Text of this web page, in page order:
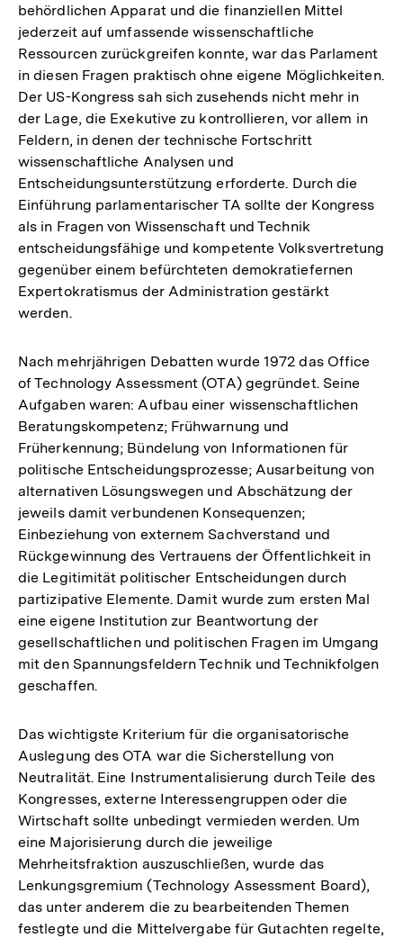
behördlichen Apparat und die finanziellen Mittel
jederzeit auf umfassende wissenschaftliche
Ressourcen zurückgreifen konnte, war das Parlament
in diesen Fragen praktisch ohne eigene Möglichkeiten.
Der US-Kongress sah sich zusehends nicht mehr in
der Lage, die Exekutive zu kontrollieren, vor allem in
Feldern, in denen der technische Fortschritt
wissenschaftliche Analysen und
Entscheidungsunterstützung erforderte. Durch die
Einführung parlamentarischer TA sollte der Kongress
als in Fragen von Wissenschaft und Technik
entscheidungsfähige und kompetente Volksvertretung
gegenüber einem befürchteten demokratiefernen
Expertokratismus der Administration gestärkt
werden.
Nach mehrjährigen Debatten wurde 1972 das Office
of Technology Assessment (OTA) gegründet. Seine
Aufgaben waren: Aufbau einer wissenschaftlichen
Beratungskompetenz; Frühwarnung und
Früherkennung; Bündelung von Informationen für
politische Entscheidungsprozesse; Ausarbeitung von
alternativen Lösungswegen und Abschätzung der
jeweils damit verbundenen Konsequenzen;
Einbeziehung von externem Sachverstand und
Rückgewinnung des Vertrauens der Öffentlichkeit in
die Legitimität politischer Entscheidungen durch
partizipative Elemente. Damit wurde zum ersten Mal
eine eigene Institution zur Beantwortung der
gesellschaftlichen und politischen Fragen im Umgang
mit den Spannungsfeldern Technik und Technikfolgen
geschaffen.
Das wichtigste Kriterium für die organisatorische
Auslegung des OTA war die Sicherstellung von
Neutralität. Eine Instrumentalisierung durch Teile des
Kongresses, externe Interessengruppen oder die
Wirtschaft sollte unbedingt vermieden werden. Um
eine Majorisierung durch die jeweilige
Mehrheitsfraktion auszuschließen, wurde das
Lenkungsgremium (Technology Assessment Board),
das unter anderem die zu bearbeitenden Themen
festlegte und die Mittelvergabe für Gutachten regelte,